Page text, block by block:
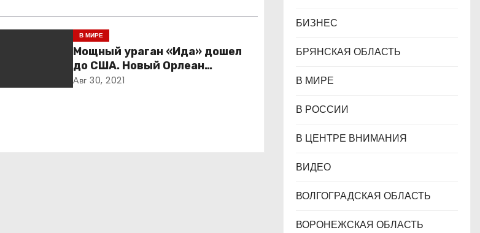
В МИРЕ
Мощный ураган «Ида» дошел
до США. Новый Орлеан
готовится к удару стихии
Авг 30, 2021
БИЗНЕС
БРЯНСКАЯ ОБЛАСТЬ
В МИРЕ
В РОССИИ
В ЦЕНТРЕ ВНИМАНИЯ
ВИДЕО
ВОЛГОГРАДСКАЯ ОБЛАСТЬ
ВОРОНЕЖСКАЯ ОБЛАСТЬ